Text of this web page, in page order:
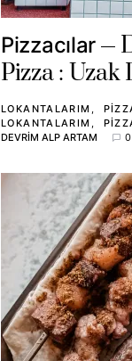
Pizzacılar
Pizza : Uzak
LOKANTALARIM
LOKANTALARIM
DEVRIM ALP ARTAM
0